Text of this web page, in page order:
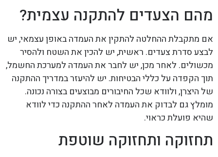
מהם הצעדים להתקנה עצמית?
אם מתקבלת ההחלטה להתקין את העמדה באופן עצמאי, יש
לבצע סדרת צעדים. ראשית, יש להכין את השטח ולהסיר
מכשולים. לאחר מכן, יש לחבר את העמדה למערכת החשמל,
תוך הקפדה על כללי הבטיחות. יש להיעזר במדריך ההתקנה
של היצרן, ולוודא שכל החיבורים מבוצעים בצורה נכונה.
מומלץ גם לבדוק את העמדה לאחר ההתקנה כדי לוודא
שהיא פועלת כראוי.
תחזוקה ותחזוקה שוטפת